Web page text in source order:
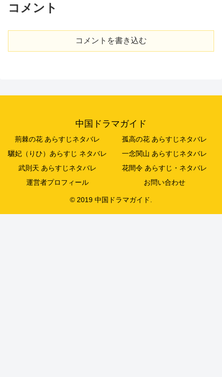
コメント
コメントを書き込む
中国ドラマガイド
荊棘の花 あらすじネタバレ
孤高の花 あらすじネタバレ
驪妃（りひ）あらすじ ネタバレ
一念関山 あらすじネタバレ
武則天 あらすじネタバレ
花間令 あらすじ・ネタバレ
運営者プロフィール
お問い合わせ
© 2019 中国ドラマガイド.